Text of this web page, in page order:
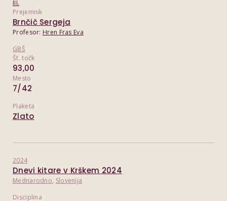
III.
Prejemnik
Brnčič Sergeja
Profesor: Hren Fras Eva
GBŠ
Št. točk
93,00
Mesto
7/42
Plaketa
Zlato
2024
Dnevi kitare v Krškem 2024
Mednarodno, Slovenija
Disciplina